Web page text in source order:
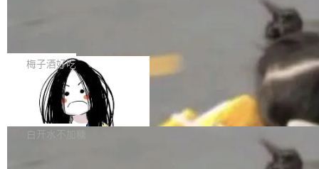
提交的编辑请求也长期处于待处理状态。 Groki
pedia 于去年底上线，定位为由人工智能生成内
容的百科平台，被马斯克视为传统众包百科网站
维基百科的替代方案。Lawfare 调查发现，无论
热门页面还是低关注度页面，均未出现近期更
是这样的：配 MessageSource 的 Bean、写 R
eloadableResourceBundleMessageSource、
声明 LocaleResolver、注册 LocaleChangeInt
erceptor…五六步之后才能看到第一行翻译文
本。 Solon 换了个方式。整个 i18n 模块围绕三
梅子酒好吃
Apache Doris 4.1 全面增强 Iceberg：
支持 UPDATE、MERGE INTO 与 Iceb
erg V3
Apache Doris 4.1 要补齐的，正是缺失的那一
半。在已有查询能力的基础上，Doris 进一步支
白开水不加糖